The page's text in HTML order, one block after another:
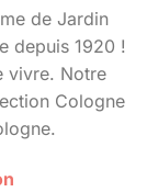
de Jardin
depuis 1920 !
vivre. Notre
Cologne